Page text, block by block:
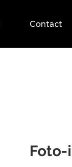
Contact
Foto-